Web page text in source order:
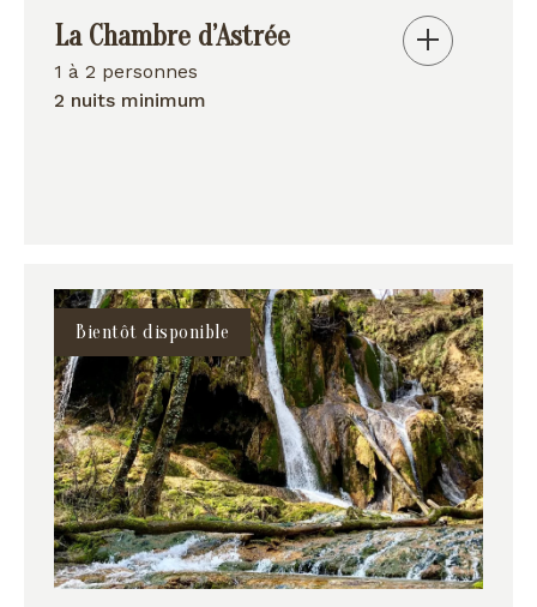
La Chambre d’Astrée
1 à 2 personnes
2 nuits minimum
Bientôt disponible